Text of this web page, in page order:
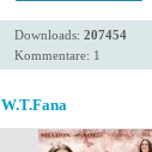
Downloads: 207454
Kommentare: 1
W.T.Fana